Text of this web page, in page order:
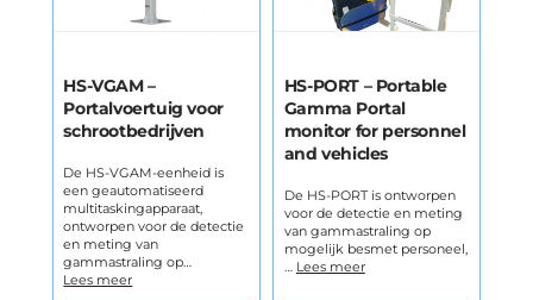
HS-VGAM –
Portalvoertuig voor
schrootbedrijven
De HS-VGAM-eenheid is
een geautomatiseerd
multitaskingapparaat,
ontworpen voor de detectie
en meting van
gammastraling op…
Lees meer
HS-PORT – Portable
Gamma Portal
monitor for personnel
and vehicles
De HS-PORT is ontworpen
voor de detectie en meting
van gammastraling op
mogelijk besmet personeel,
… Lees meer